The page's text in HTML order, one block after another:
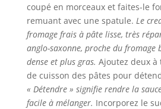
coupé en morceaux et faites-le
remuant avec une spatule. Le
fromage frais à pâte lisse, très
anglo-saxonne, proche du fromage
dense et plus gras. Ajoutez deux à
de cuisson des pâtes pour
« Détendre » signifie rendre la
facile à mélanger. Incorporez le